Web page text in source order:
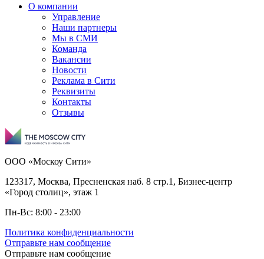
О компании
Управление
Наши партнеры
Мы в СМИ
Команда
Вакансии
Новости
Реклама в Сити
Реквизиты
Контакты
Отзывы
ООО «Москоу Сити»
123317, Москва, Пресненская наб. 8 стр.1, Бизнес-центр
«Город столиц», этаж 1
Пн-Вс: 8:00 - 23:00
Политика конфиденциальности
Отправьте нам сообщение
Отправьте нам сообщение